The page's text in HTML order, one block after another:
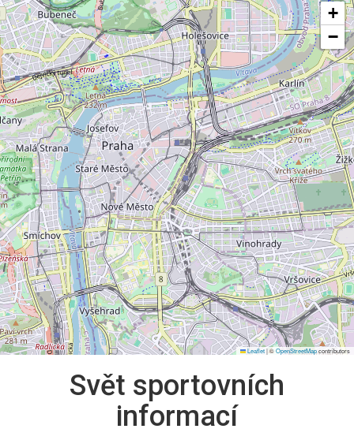
+
−
Leaflet|©OpenStreetMapcontributors
Svět sportovních
informací